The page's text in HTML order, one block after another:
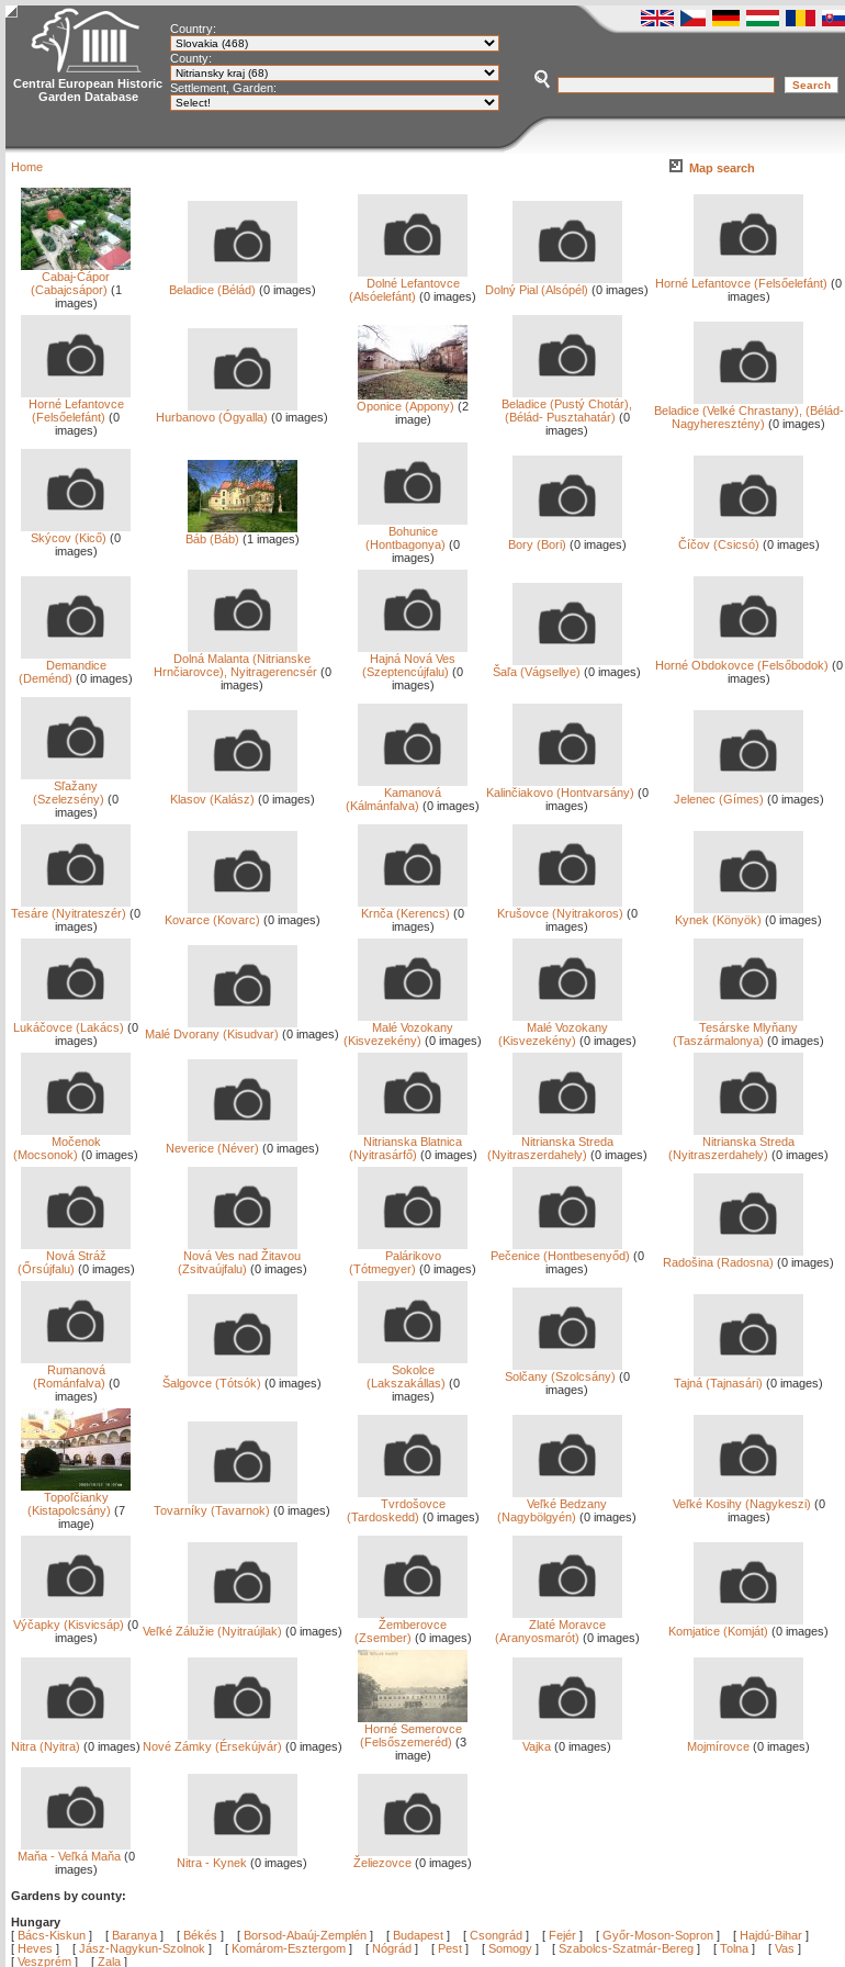
Central European Historic
Garden Database
Country:
County:
Settlement, Garden:
Home Map search
Cabaj-Čápor
(Cabajcsápor) (1
images)
Beladice (Bélád) (0 images)
Dolné Lefantovce
(Alsóelefánt) (0 images) Dolný Pial (Alsópél) (0 images) Horné Lefantovce (Felsőelefánt) (0
images)
Horné Lefantovce
(Felsőelefánt) (0
images)
Hurbanovo (Ógyalla) (0 images)
Oponice (Appony) (2
image)
Beladice (Pustý Chotár),
(Bélád- Pusztahatár) (0
images)
Beladice (Velké Chrastany), (Bélád-
Nagyheresztény) (0 images)
Skýcov (Kicő) (0
images)
Báb (Báb) (1 images)
Bohunice
(Hontbagonya) (0
images)
Bory (Bori) (0 images) Číčov (Csicsó) (0 images)
Demandice
(Deménd) (0 images)
Dolná Malanta (Nitrianske
Hrnčiarovce), Nyitragerencsér(0
images)
Hajná Nová Ves
(Szeptencújfalu) (0
images)
Šaľa (Vágsellye) (0 images) Horné Obdokovce (Felsőbodok) (0
images)
Sľažany
(Szelezsény) (0
images)
Klasov (Kalász) (0 images)
Kamanová
(Kálmánfalva) (0 images)
Kalinčiakovo (Hontvarsány) (0
images)
Jelenec (Gímes) (0 images)
Tesáre (Nyitrateszér) (0
images)
Kovarce (Kovarc) (0 images) Krnča (Kerencs) (0
images)
Krušovce (Nyitrakoros) (0
images)
Kynek (Könyök) (0 images)
Lukáčovce (Lakács) (0
images)
Malé Dvorany (Kisudvar) (0 images)
Malé Vozokany
(Kisvezekény) (0 images)
Malé Vozokany
(Kisvezekény) (0 images)
Tesárske Mlyňany
(Taszármalonya) (0 images)
Močenok
(Mocsonok) (0 images) Neverice (Néver) (0 images)
Nitrianska Blatnica
(Nyitrasárfő) (0 images)
Nitrianska Streda
(Nyitraszerdahely) (0 images)
Nitrianska Streda
(Nyitraszerdahely) (0 images)
Nová Stráž
(Őrsújfalu) (0 images)
Nová Ves nad Žitavou
(Zsitvaújfalu) (0 images)
Palárikovo
(Tótmegyer) (0 images)
Pečenice (Hontbesenyőd) (0
images)
Radošina (Radosna) (0 images)
Rumanová
(Románfalva) (0
images)
Šalgovce (Tótsók) (0 images)
Sokolce
(Lakszakállas) (0
images)
Solčany (Szolcsány) (0
images)
Tajná (Tajnasári) (0 images)
Topoľčianky
(Kistapolcsány) (7
image)
Tovarníky (Tavarnok) (0 images)
Tvrdošovce
(Tardoskedd) (0 images)
Veľké Bedzany
(Nagybölgyén) (0 images)
Veľké Kosihy (Nagykeszi) (0
images)
Výčapky (Kisvicsáp) (0
images)
Veľké Zálužie (Nyitraújlak) (0 images)
Žemberovce
(Zsember) (0 images)
Zlaté Moravce
(Aranyosmarót) (0 images) Komjatice (Komját) (0 images)
Nitra (Nyitra) (0 images) Nové Zámky (Érsekújvár) (0 images)
Horné Semerovce
(Felsőszemeréd) (3
image)
Vajka (0 images) Mojmírovce (0 images)
Maňa - Veľká Maňa(0
images)
Nitra - Kynek (0 images) Želiezovce (0 images)
Gardens by county:
Hungary
[ Bács-Kiskun ] [ Baranya ] [ Békés ] [ Borsod-Abaúj-Zemplén ] [ Budapest ] [ Csongrád ] [ Fejér ] [ Győr-Moson-Sopron ] [ Hajdú-Bihar ]
[ Heves ] [ Jász-Nagykun-Szolnok ] [ Komárom-Esztergom ] [ Nógrád ] [ Pest ] [ Somogy ] [ Szabolcs-Szatmár-Bereg ] [ Tolna ] [ Vas ]
[ Veszprém ] [ Zala ]